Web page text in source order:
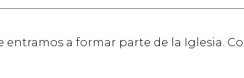
a formar parte de la Iglesia.